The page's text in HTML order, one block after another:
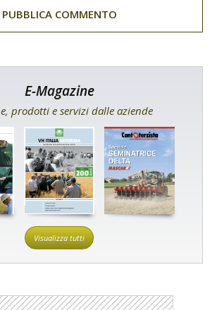
E-Magazine
prodotti e servizi dalle aziende
Visualizza tutti